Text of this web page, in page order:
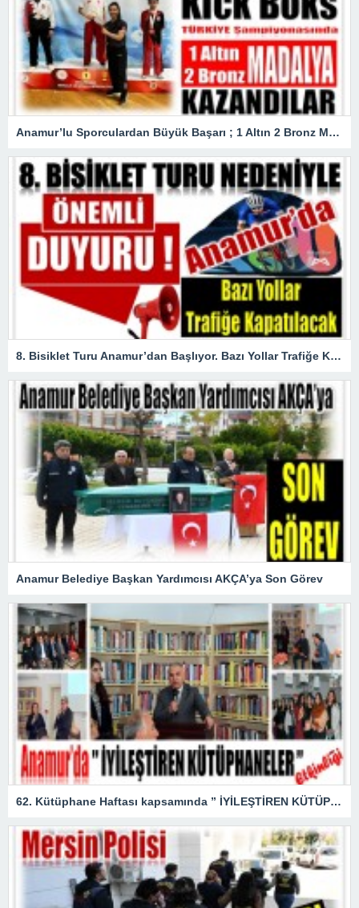
Anamur’lu Sporculardan Büyük Başarı ; 1 Altın 2 Bronz Madalya Kazandılar
8. Bisiklet Turu Anamur’dan Başlıyor. Bazı Yollar Trafiğe Kapatılacak
Anamur Belediye Başkan Yardımcısı AKÇA’ya Son Görev
62. Kütüphane Haftası kapsamında ” İYİLEŞTİREN KÜTÜPHANELER ” etkinliği düzenlendi.